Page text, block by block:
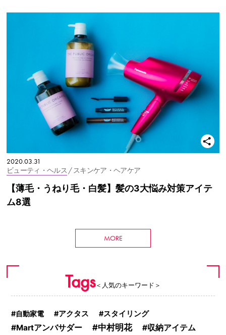
2020.03.31
ビューティ・ヘルス / スキンケア・ヘアケア
【薄毛・うねり毛・白髪】髪の3大悩み対策アイテ
ム8選
MORE
Tags＜人気のキーワード＞
自動家電 アクタス スタイリング
Martアンバサダー 中村明花
収納アイテム